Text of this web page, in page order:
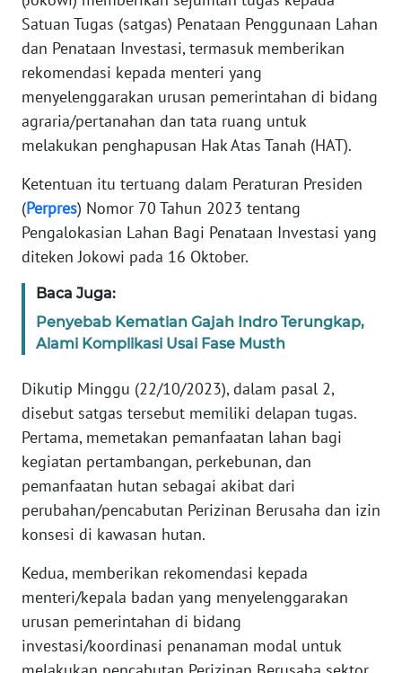
Satuan Tugas (satgas) Penataan Penggunaan Lahan
dan Penataan Investasi, termasuk memberikan
rekomendasi kepada menteri yang
menyelenggarakan urusan pemerintahan di bidang
agraria/pertanahan dan tata ruang untuk
melakukan penghapusan Hak Atas Tanah (HAT).
Ketentuan itu tertuang dalam Peraturan Presiden
(Perpres) Nomor 70 Tahun 2023 tentang
Pengalokasian Lahan Bagi Penataan Investasi yang
diteken Jokowi pada 16 Oktober.
Baca Juga:
Penyebab Kematian Gajah Indro Terungkap,
Alami Komplikasi Usai Fase Musth
Dikutip Minggu (22/10/2023), dalam pasal 2,
disebut satgas tersebut memiliki delapan tugas.
Pertama, memetakan pemanfaatan lahan bagi
kegiatan pertambangan, perkebunan, dan
pemanfaatan hutan sebagai akibat dari
perubahan/pencabutan Perizinan Berusaha dan izin
konsesi di kawasan hutan.
Kedua, memberikan rekomendasi kepada
menteri/kepala badan yang menyelenggarakan
urusan pemerintahan di bidang
investasi/koordinasi penanaman modal untuk
PEDOMAN
MEDIA
SIBER
REDAKSI
DISCLAIMER
Wahana
Regional
WN
WN
JAKARTA
WN
JABAR
WN
WN
NTT